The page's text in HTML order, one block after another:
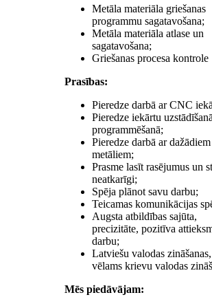
Metāla materiāla griešanas
programmu sagatavošana;
Metāla materiāla atlase un
sagatavošana;
Griešanas procesa kontrole
Prasības:
Pieredze darbā ar CNC
Pieredze iekārtu
programmēšanā;
Pieredze darbā ar dažādiem
metāliem;
Prasme lasīt rasējumus un
neatkarīgi;
Spēja plānot savu darbu;
Teicamas komunikācijas
Augsta atbildības sajūta,
precizitāte, pozitīva
darbu;
Latviešu valodas zināšanas,
vēlams krievu valodas
Mēs piedāvājam: